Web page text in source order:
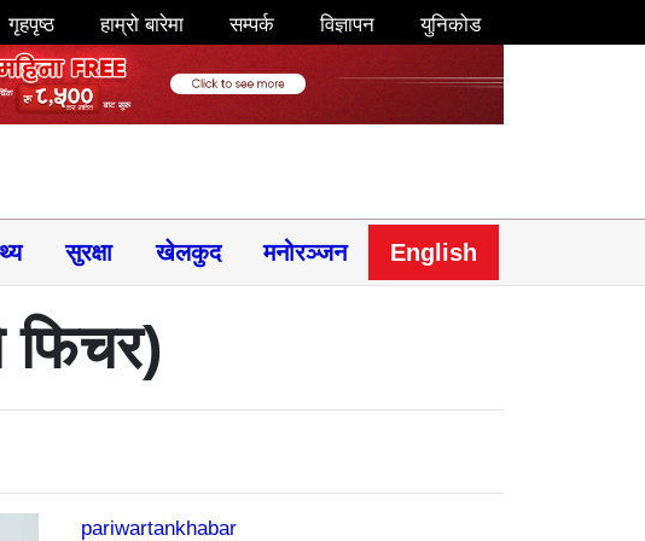
गृहपृष्ठ हाम्रो बारेमा सम्पर्क विज्ञापन युनिकोड
सुरक्षा खेलकुद मनोरञ्जन English
फिचर)
pariwartankhabar